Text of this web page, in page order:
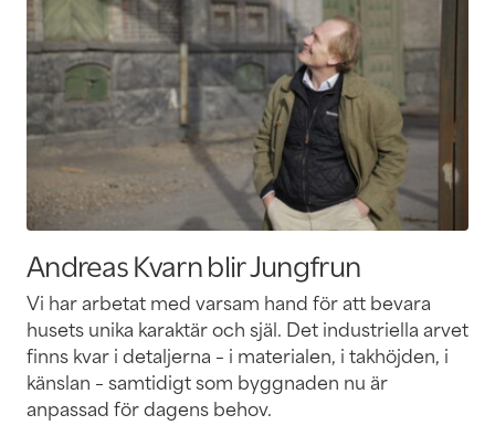
Andreas Kvarn blir Jungfrun
Vi har arbetat med varsam hand för att bevara
husets unika karaktär och själ. Det industriella arvet
finns kvar i detaljerna – i materialen, i takhöjden, i
känslan – samtidigt som byggnaden nu är
anpassad för dagens behov.